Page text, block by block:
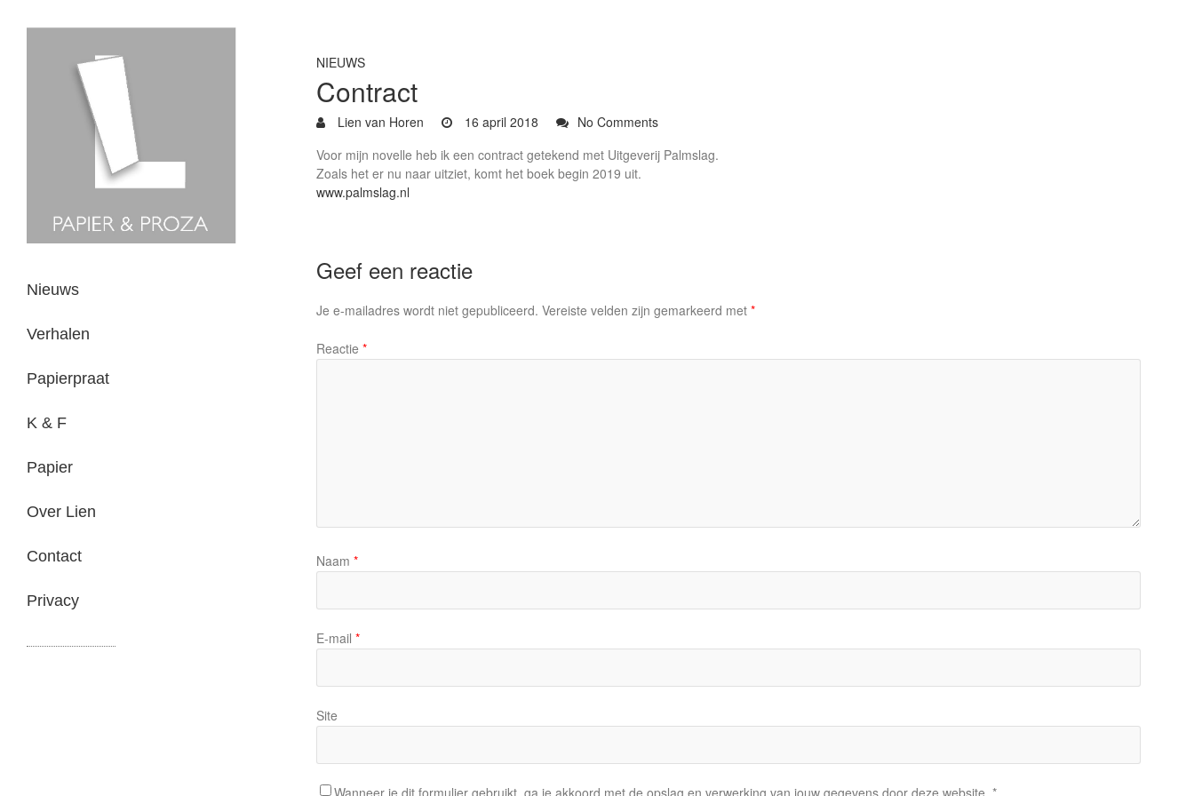
Nieuws
Verhalen
Papierpraat
K & F
Papier
Over Lien
Contact
Privacy
NIEUWS
Contract
Lien van Horen 16 april 2018
No Comments
Voor mijn novelle heb ik een contract getekend met Uitgeverij Palmslag.
Zoals het er nu naar uitziet, komt het boek begin 2019 uit.
www.palmslag.nl
Geef een reactie
Je e-mailadres wordt niet gepubliceerd. Vereiste velden zijn gemarkeerd met *
Reactie *
Naam *
E-mail *
Site
Wanneer je dit formulier gebruikt, ga je akkoord met de opslag en verwerking van jouw gegevens door deze website. *